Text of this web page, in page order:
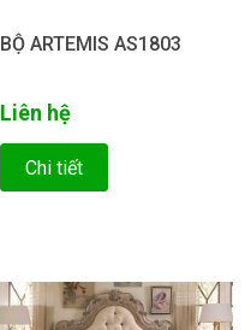
BỘ ARTEMIS AS1803
Liên hệ
Chi tiết